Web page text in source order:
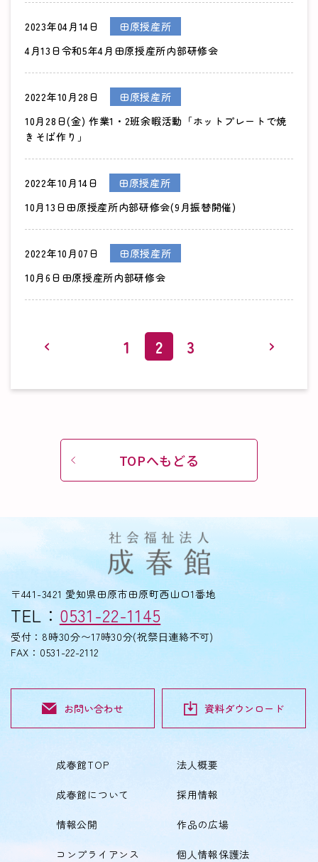
2023年04月14日
田原授産所
4月13日令和5年4月田原授産所内部研修会
2022年10月28日
田原授産所
10月28日(金) 作業1・2班余暇活動「ホットプレートで焼
きそば作り」
2022年10月14日
田原授産所
10月13日田原授産所内部研修会(9月振替開催)
2022年10月07日
田原授産所
10月6日田原授産所内部研修会
1 2 3
TOPへもどる
〒441-3421 愛知県田原市田原町西山口1番地
TEL： 0531-22-1145
受付：8時30分〜17時30分(祝祭⽇連絡不可)
FAX：0531-22-2112
お問い合わせ 資料ダウンロード
成春館TOP 法人概要
成春館について 採用情報
情報公開 作品の広場
コンプライアンス
個人情報保護法